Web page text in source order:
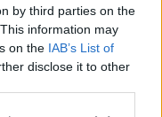
by third parties on the
information may
on the IAB’s List of
disclose it to other
0 l.- 0,00€ 0l.- 0,00€
0l.- 0,00€ 0l.- 0,00€
de la DGT en